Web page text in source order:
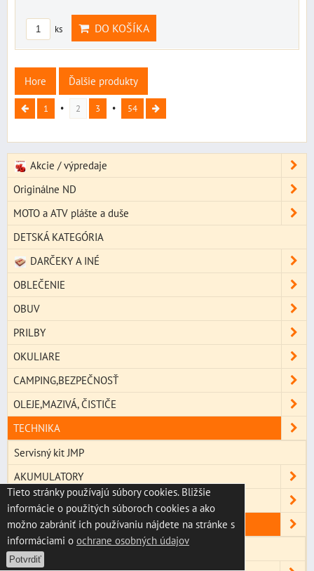
ks DO KOŠÍKA
Hore Ďalšie produkty
1 2 3 54
Akcie / výpredaje
Originálne ND
MOTO a ATV plášte a duše
DETSKÁ KATEGÓRIA
DARČEKY A INÉ
OBLEČENIE
OBUV
PRILBY
OKULIARE
CAMPING,BEZPEČNOSŤ
OLEJE,MAZIVÁ, ČISTIČE
TECHNIKA
Servisný kit JMP
AKUMULATORY
BRZDY
FILTRE
Olejové filtre
Tieto stránky používajú súbory cookies. Bližšie
informácie o použitých súboroch cookies a ako
možno zabrániť ich používaniu nájdete na stránke s
informáciami o ochrane osobných údajov
Potvrdiť